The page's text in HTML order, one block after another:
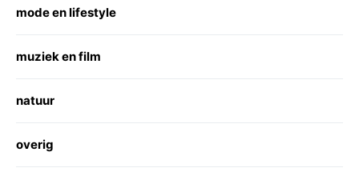
mode en lifestyle
muziek en film
natuur
overig